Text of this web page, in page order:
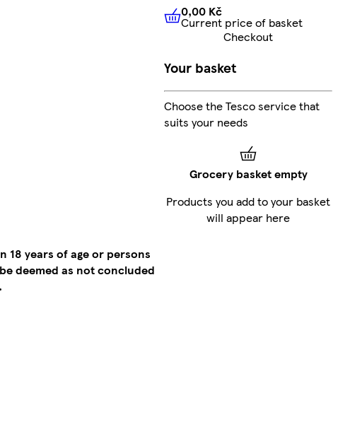
18 years of age or persons
deemed as not concluded
0,00 KčCurrent price of
0,00 Kč
Current price of basket
Checkout
Your basket
Choose the Tesco service that
suits your needs
Grocery basket empty
Products you add to your basket
will appear here